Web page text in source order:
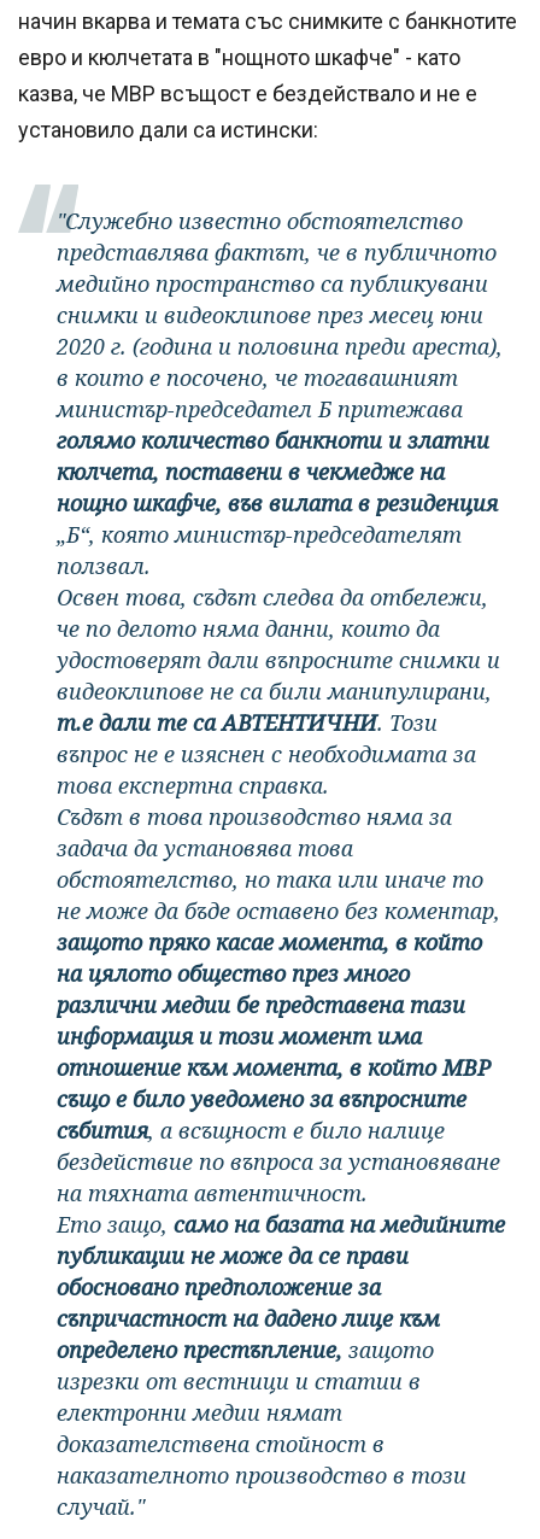
начин вкарва и темата със снимките с банкнотите
евро и кюлчетата в "нощното шкафче" - като
казва, че МВР всъщост е бездействало и не е
установило дали са истински:
"Служебно известно обстоятелство
представлява фактът, че в публичното
медийно пространство са публикувани
снимки и видеоклипове през месец юни
2020 г. (година и половина преди ареста),
в които е посочено, че тогавашният
министър-председател Б притежава
голямо количество банкноти и златни
кюлчета, поставени в чекмедже на
нощно шкафче, във вилата в резиденция
„Б“, която министър-председателят
ползвал.
Освен това, съдът следва да отбележи,
че по делото няма данни, които да
удостоверят дали въпросните снимки и
видеоклипове не са били манипулирани,
т.е дали те са АВТЕНТИЧНИ. Този
въпрос не е изяснен с необходимата за
това експертна справка.
Съдът в това производство няма за
задача да установява това
обстоятелство, но така или иначе то
не може да бъде оставено без коментар,
защото пряко касае момента, в който
на цялото общество през много
различни медии бе представена тази
информация и този момент има
отношение към момента, в който МВР
също е било уведомено за въпросните
събития, а всъщност е било налице
бездействие по въпроса за установяване
на тяхната автентичност.
Ето защо, само на базата на медийните
публикации не може да се прави
обосновано предположение за
съпричастност на дадено лице към
определено престъпление, защото
изрезки от вестници и статии в
електронни медии нямат
доказателствена стойност в
наказателното производство в този
случай."